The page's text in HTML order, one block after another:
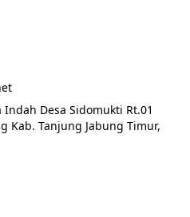
Indah Desa Sidomukti Rt.01
Kab. Tanjung Jabung Timur,